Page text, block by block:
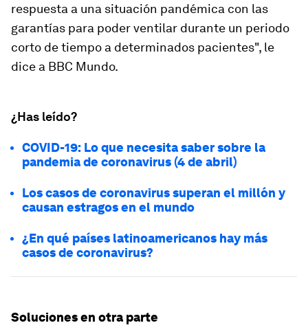
respuesta a una situación pandémica con las
garantías para poder ventilar durante un periodo
corto de tiempo a determinados pacientes", le
dice a BBC Mundo.
¿Has leído?
COVID-19: Lo que necesita saber sobre la
pandemia de coronavirus (4 de abril)
Los casos de coronavirus superan el millón y
causan estragos en el mundo
¿En qué países latinoamericanos hay más
casos de coronavirus?
Soluciones en otra parte